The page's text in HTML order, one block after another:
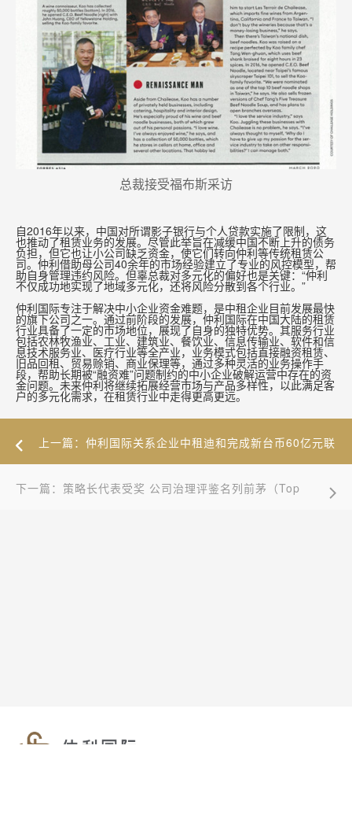
总裁接受福布斯采访
自2016年以来，中国对所谓影子银行与个人贷款实施了限制，这
也推动了租赁业务的发展。尽管此举旨在减缓中国不断上升的债务
负担，但它也让小公司缺乏资金，使它们转向仲利等传统租赁公
司。仲利借助母公司40余年的市场经验建立了专业的风控模型，帮
助自身管理违约风险。但辜总裁对多元化的偏好也是关键：“仲利
不仅成功地实现了地域多元化，还将风险分散到各个行业。”
仲利国际专注于解决中小企业资金难题，是中租企业目前发展最快
的旗下公司之一。通过前阶段的发展，仲利国际在中国大陆的租赁
行业具备了一定的市场地位，展现了自身的独特优势。其服务行业
包括农林牧渔业、工业、建筑业、餐饮业、信息传输业、软件和信
息技术服务业、医疗行业等全产业，业务模式包括直接融资租赁、
旧品回租、贸易赊销、商业保理等，通过多种灵活的业务操作手
段，帮助长期被“融资难”问题制约的中小企业破解运营中存在的资
金问题。未来仲利将继续拓展经营市场与产品多样性，以此满足客
户的多元化需求，在租赁行业中走得更高更远。
上一篇：仲利国际关系企业中租迪和完成新台币60亿元联
贷案
下一篇：策略长代表受奖 公司治理评鉴名列前茅（Top